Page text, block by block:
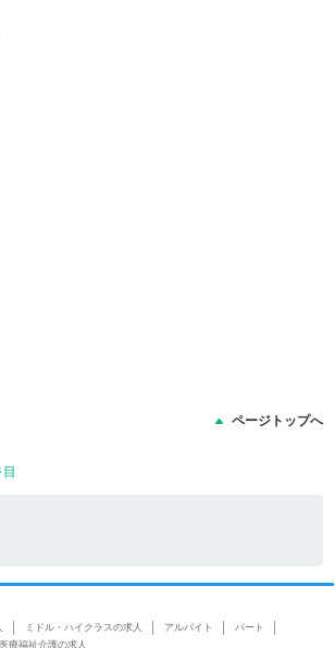
ページトップへ
ミドル・ハイクラスの求人 アルバイト
パート
医療福祉介護の求人